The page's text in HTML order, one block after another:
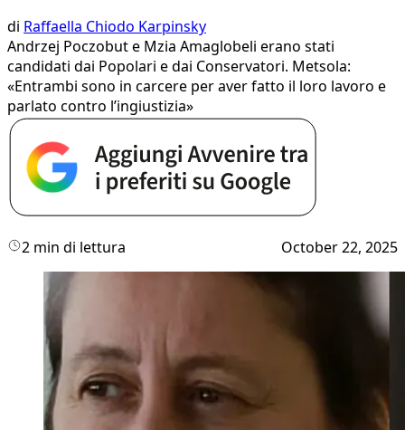
di Raffaella Chiodo Karpinsky
Andrzej Poczobut e Mzia Amaglobeli erano stati
candidati dai Popolari e dai Conservatori. Metsola:
«Entrambi sono in carcere per aver fatto il loro lavoro e
parlato contro l’ingiustizia»
2 min di lettura October 22, 2025